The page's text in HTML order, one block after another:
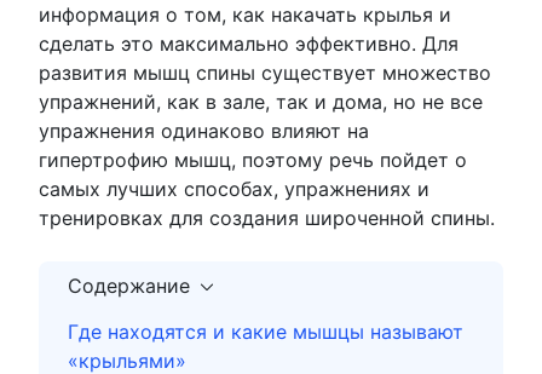
информация о том, как накачать крылья и
сделать это максимально эффективно. Для
развития мышц спины существует множество
упражнений, как в зале, так и дома, но не все
упражнения одинаково влияют на
гипертрофию мышц, поэтому речь пойдет о
самых лучших способах, упражнениях и
тренировках для создания широченной спины.
Содержание
Где находятся и какие мышцы называют
«крыльями»